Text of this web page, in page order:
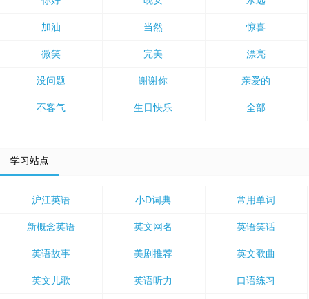
加油 当然 惊喜
微笑 完美 漂亮
没问题 谢谢你 亲爱的
不客气 生日快乐 全部
学习站点
沪江英语 小D词典 常用单词
新概念英语 英文网名 英语笑话
英语故事 美剧推荐 英文歌曲
英文儿歌 英语听力 口语练习